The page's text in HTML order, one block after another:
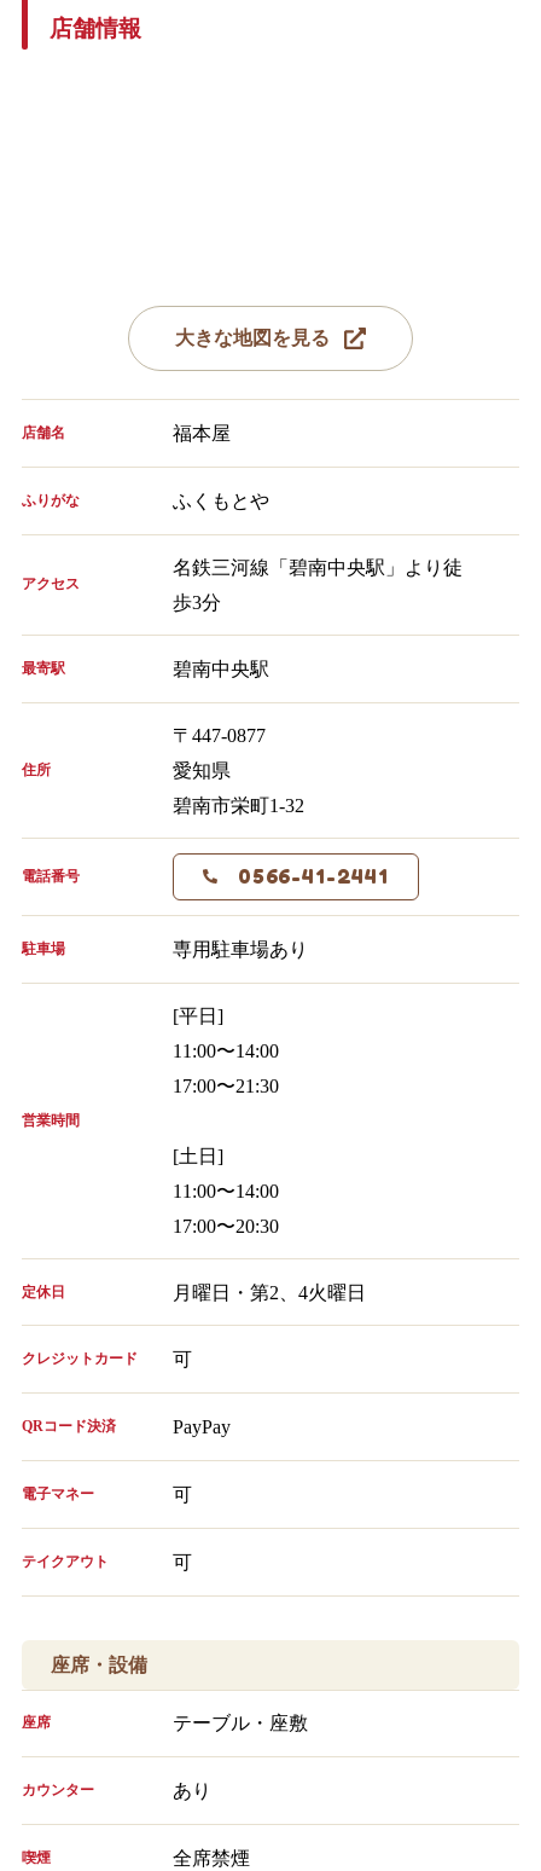
店舗情報
大きな地図を見る
店舗名 福本屋
ふりがな ふくもとや
アクセス
名鉄三河線「碧南中央駅」より徒
歩3分
最寄駅 碧南中央駅
住所
〒447-0877
愛知県
碧南市栄町1-32
電話番号 0566-41-2441
駐車場 専用駐車場あり
営業時間
[平日]
11:00〜14:00
17:00〜21:30
[土日]
11:00〜14:00
17:00〜20:30
定休日 月曜日・第2、4火曜日
クレジットカード 可
QRコード決済 PayPay
電子マネー 可
テイクアウト 可
座席・設備
座席 テーブル・座敷
カウンター あり
喫煙 全席禁煙